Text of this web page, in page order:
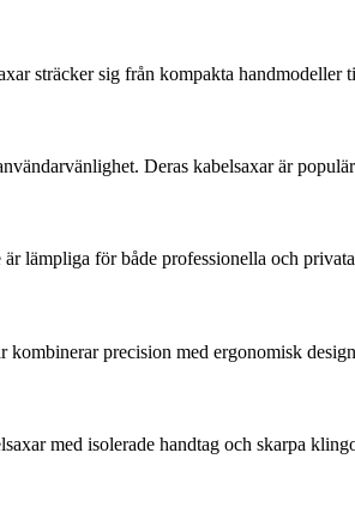
sträcker sig från kompakta
Deras kabelsaxar är
lämpliga för både professionella och
precision med ergonomisk
med isolerade handtag och skarpa